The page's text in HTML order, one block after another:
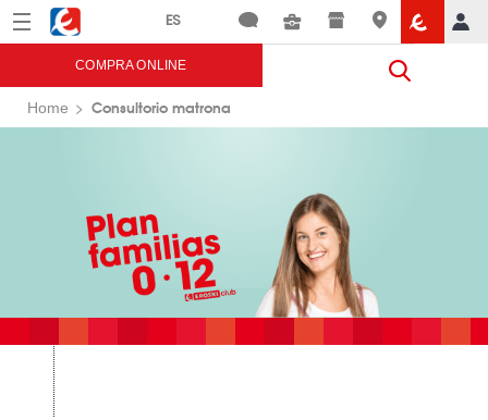
Menú Eroski
COMPRA ONLINE
Home Consultorio matrona